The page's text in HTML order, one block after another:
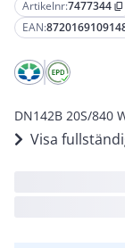
Artikelnr:7477344 content_copy
EAN:
DN142B 20S/840
Visa